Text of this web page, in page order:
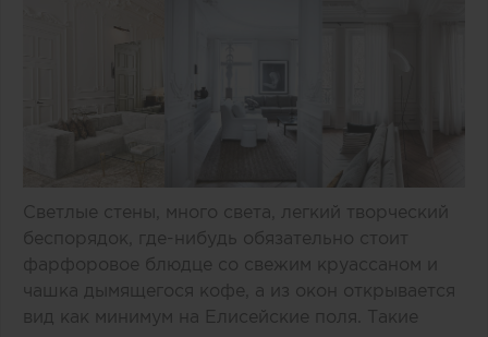
Светлые стены, много света, легкий творческий
беспорядок, где-нибудь обязательно стоит
фарфоровое блюдце со свежим круассаном и
чашка дымящегося кофе, а из окон открывается
вид как минимум на Елисейские поля. Такие